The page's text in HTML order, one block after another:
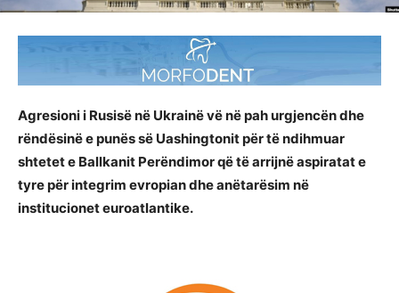
Agresioni i Rusisë në Ukrainë vë në pah urgjencën dhe
rëndësinë e punës së Uashingtonit për të ndihmuar
shtetet e Ballkanit Perëndimor që të arrijnë aspiratat e
tyre për integrim evropian dhe anëtarësim në
institucionet euroatlantike.